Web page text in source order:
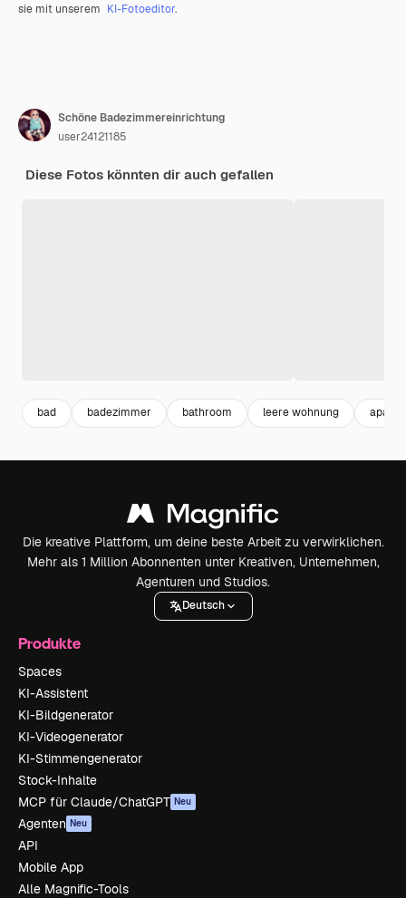
sie mit unserem KI-Fotoeditor.
Schöne Badezimmereinrichtung
user24121185
Diese Fotos könnten dir auch gefallen
bad badezimmer bathroom leere wohnung
Die kreative Plattform, um deine beste Arbeit zu verwirklichen.
Mehr als 1 Million Abonnenten unter Kreativen, Unternehmen,
Agenturen und Studios.
Deutsch
Produkte
Spaces
KI-Assistent
KI-Bildgenerator
KI-Videogenerator
KI-Stimmengenerator
Stock-Inhalte
MCP für Claude/ChatGPT Neu
Agenten Neu
API
Mobile App
Alle Magnific-Tools